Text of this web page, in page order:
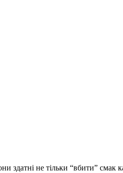
здатні не тільки “вбити” смак